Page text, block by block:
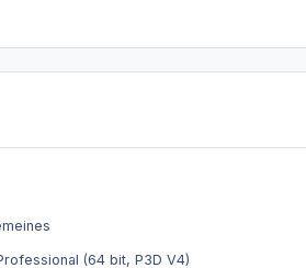
(64 bit, P3D V4)